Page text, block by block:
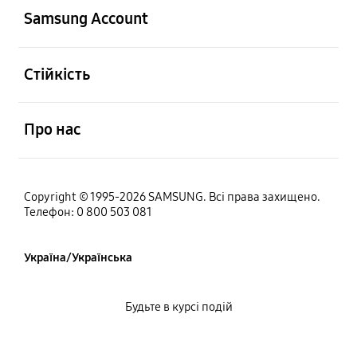
Samsung Account
Стійкість
Про нас
Copyright © 1995-2026 SAMSUNG. Всі права захищено.
Телефон: 0 800 503 081
Україна/Українська
Будьте в курсі подій